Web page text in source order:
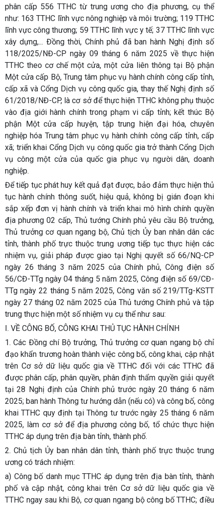
phân cấp 556 TTHC từ trung ương cho địa phương, cụ thể
như: 163 TTHC lĩnh vực nông nghiệp và môi trường; 119 TTHC
lĩnh vực công thương; 59 TTHC lĩnh vực y tế; 37 TTHC lĩnh vực
xây dựng,... Đồng thời, Chính phủ đã ban hành Nghị định số
118/2025/NĐ-CP ngày 09 tháng 6 năm 2025 về thực hiện
TTHC theo cơ chế một cửa, một cửa liên thông tại Bộ phận
Một cửa cấp Bộ, Trung tâm phục vụ hành chính công cấp tỉnh,
cấp xã và Cổng Dịch vụ công quốc gia, thay thế Nghị định số
61/2018/NĐ-CP, là cơ sở để thực hiện TTHC không phụ thuộc
vào địa giới hành chính trong phạm vi cấp tỉnh; kết thúc Bộ
phận Một cửa cấp huyện, tập trung hiện đại hóa, chuyên
nghiệp hóa Trung tâm phục vụ hành chính công cấp tỉnh, cấp
xã; triển khai Cổng Dịch vụ công quốc gia trở thành Cổng Dịch
vụ công một cửa của quốc gia phục vụ người dân, doanh
nghiệp.
Để tiếp tục phát huy kết quả đạt được, bảo đảm thực hiện thủ
tục hành chính thông suốt, hiệu quả, không bị gián đoạn khi
sắp xếp đơn vị hành chính và triển khai mô hình chính quyền
địa phương 02 cấp, Thủ tướng Chính phủ yêu cầu Bộ trưởng,
Thủ trưởng cơ quan ngang bộ, Chủ tịch Ủy ban nhân dân các
tỉnh, thành phố trực thuộc trung ương tiếp tục thực hiện các
nhiệm vụ, giải pháp được giao tại Nghị quyết số 66/NQ-CP
ngày 26 tháng 3 năm 2025 của Chính phủ, Công điện số
56/CĐ-TTg ngày 04 tháng 5 năm 2025, Công điện số 69/CĐ-
TTg ngày 22 tháng 5 năm 2025, Công văn số 219/TTg-KSTT
ngày 27 tháng 02 năm 2025 của Thủ tướng Chính phủ và tập
trung thực hiện một số nhiệm vụ cụ thể như sau:
I. VỀ CÔNG BỐ, CÔNG KHAI THỦ TỤC HÀNH CHÍNH
1. Các Đồng chí Bộ trưởng, Thủ trưởng cơ quan ngang bộ chỉ
đạo khẩn trương hoàn thành việc công bố, công khai, cập nhật
trên Cơ sở dữ liệu quốc gia về TTHC đối với các TTHC đã
được phân cấp, phân quyền, phân định thẩm quyền giải quyết
tại 28 Nghị định của Chính phủ trước ngày 20 tháng 6 năm
2025; ban hành Thông tư hướng dẫn (nếu có) và công bố, công
khai TTHC quy định tại Thông tư trước ngày 25 tháng 6 năm
2025, làm cơ sở để địa phương công bố, tổ chức thực hiện
TTHC áp dụng trên địa bàn tỉnh, thành phố.
2. Chủ tịch Ủy ban nhân dân tỉnh, thành phố trực thuộc trung
ương có trách nhiệm:
a) Công bố danh mục TTHC áp dụng trên địa bàn tỉnh, thành
phố và cập nhật, công khai trên Cơ sở dữ liệu quốc gia về
TTHC ngay sau khi Bộ, cơ quan ngang bộ công bố TTHC; điều